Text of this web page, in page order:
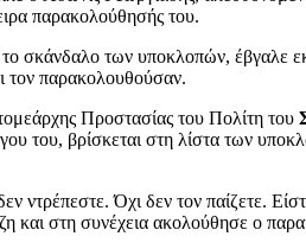
παρακολούθησής του.
σκάνδαλο των υποκλοπών, έβγαλε
τον παρακολουθούσαν.
Προστασίας του Πολίτη του
του, βρίσκεται στη λίστα των
ντρέπεστε. Όχι δεν τον παίζετε.
και στη συνέχεια ακολούθησε ο